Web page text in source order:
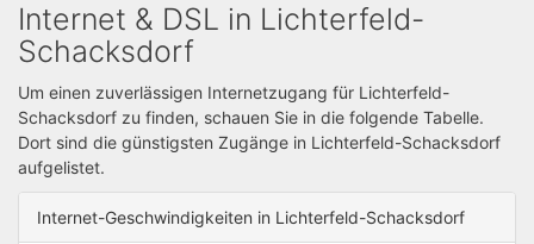
Internet & DSL in Lichterfeld-
Schacksdorf
Um einen zuverlässigen Internetzugang für Lichterfeld-
Schacksdorf zu finden, schauen Sie in die folgende Tabelle.
Dort sind die günstigsten Zugänge in Lichterfeld-Schacksdorf
aufgelistet.
Internet-Geschwindigkeiten in Lichterfeld-Schacksdorf